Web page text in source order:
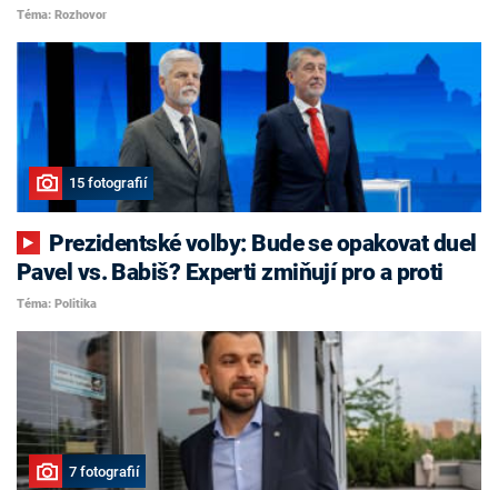
Téma: Rozhovor
15 fotografií
Pavel vs. Babiš? Experti zmiňují pro a proti
Téma: Politika
7 fotografií